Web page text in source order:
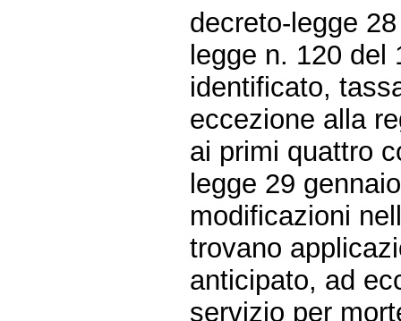
decreto-legge
legge n. 120 del
identificato,
eccezione alla
ai primi quattro
legge 29
modificazioni
trovano
anticipato, ad
servizio per